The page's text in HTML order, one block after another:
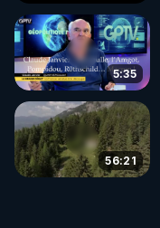
5:35
56:21